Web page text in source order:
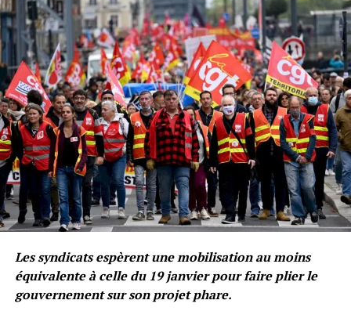
Les syndicats espèrent une mobilisation au moins
équivalente à celle du 19 janvier pour faire plier le
gouvernement sur son projet phare.